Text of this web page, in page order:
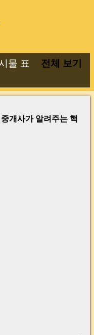
물 표
전체 보기
개사가 알려주는 핵